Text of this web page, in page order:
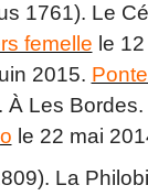
1761). Le
femelle le
2015.
À Les Bordes.
le 22 mai
La